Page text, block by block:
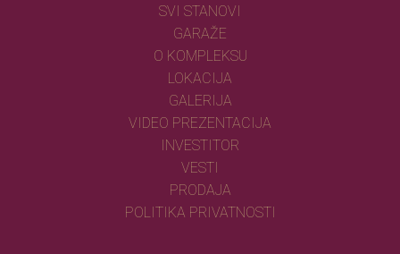
SVI STANOVI
GARAŽE
O KOMPLEKSU
LOKACIJA
GALERIJA
VIDEO PREZENTACIJA
INVESTITOR
VESTI
PRODAJA
POLITIKA PRIVATNOSTI